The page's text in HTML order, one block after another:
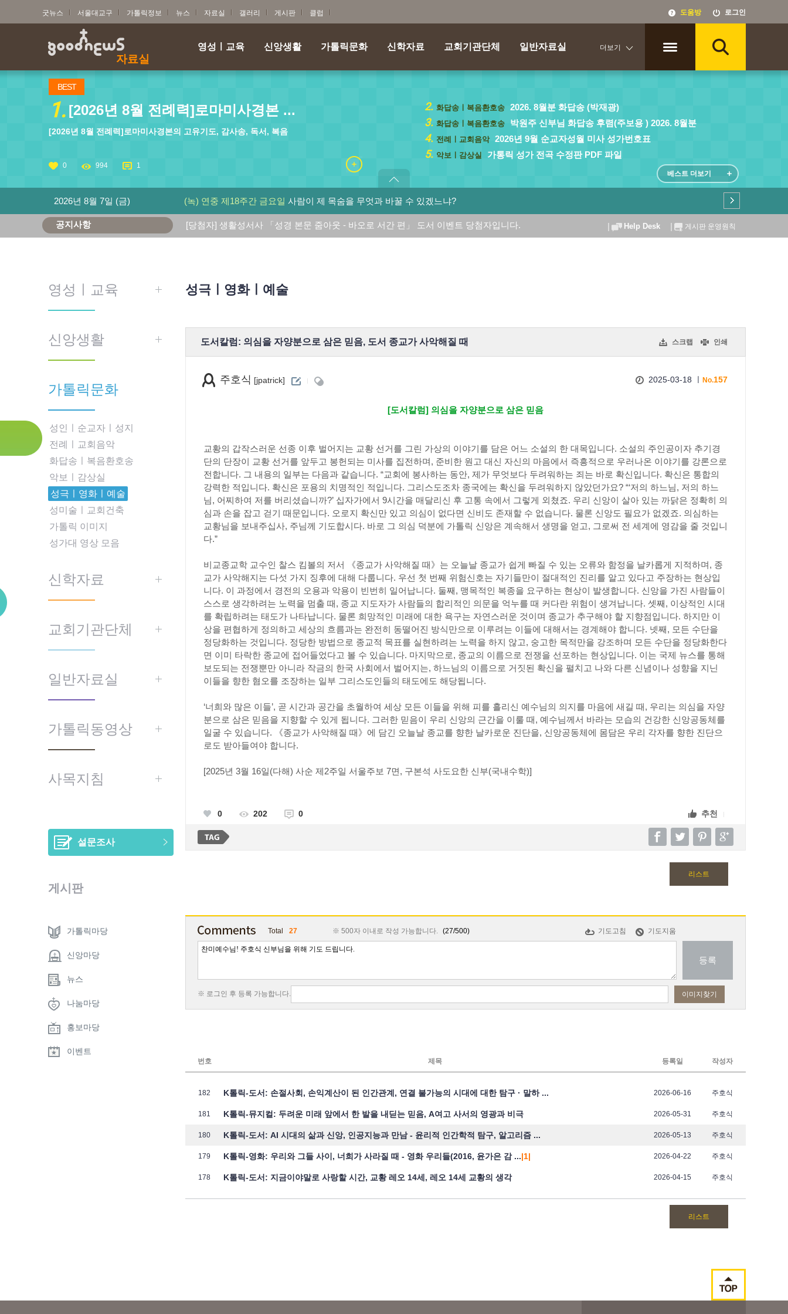
굿뉴스 서울대교구 가톨릭정보 뉴스 자료실 갤러리 게시판 클럽 도움방 로그인
자료실
영성ㅣ교육 신앙생활 가톨릭문화 신학자료 교회기관단체 일반자료실 더보기
BEST
1. [2026년 8월 전례력]로마미사경본 ...
[2026년 8월 전례력]로마미사경본의 고유기도, 감사송, 독서, 복음
0 994 1
2. 화답송ㅣ복음환호송 2026. 8월분 화답송 (박재광)
3. 화답송ㅣ복음환호송 박원주 신부님 화답송 후렴(주보용 ) 2026. 8월분
4. 전례ㅣ교회음악 2026년 9월 순교자성월 미사 성가번호표
5. 악보ㅣ감상실 가통릭 성가 전곡 수정판 PDF 파일
베스트 더보기
2026년 8월 7일 (금) (녹) 연중 제18주간 금요일 사람이 제 목숨을 무엇과 바꿀 수 있겠느냐?
공지사항 [당첨자] 생활성서사 「성경 본문 줌아웃 - 바오로 서간 편」 도서 이벤트 당첨자입니다. 게시판 운영원칙
Help Desk
영성ㅣ교육
신앙생활
가톨릭문화
성인ㅣ순교자ㅣ성지
전례ㅣ교회음악
화답송ㅣ복음환호송
악보ㅣ감상실
성극ㅣ영화ㅣ예술
성미술ㅣ교회건축
가톨릭 이미지
성가대 영상 모음
신학자료
교회기관단체
일반자료실
가톨릭동영상
사목지침
설문조사
게시판
가톨릭마당
신앙마당
뉴스
나눔마당
홍보마당
이벤트
성극ㅣ영화ㅣ예술
도서칼럼: 의심을 자양분으로 삼은 믿음, 도서 종교가 사악해질 때 스크랩 인쇄
주호식 [jpatrick] 2025-03-18 ㅣ No.157
[도서칼럼] 의심을 자양분으로 삼은 믿음
교황의 갑작스러운 선종 이후 벌어지는 교황 선거를 그린 가상의 이야기를 담은 어느 소설의 한 대목입니다. 소설의 주인공이자 추기경
단의 단장이 교황 선거를 앞두고 봉헌되는 미사를 집전하며, 준비한 원고 대신 자신의 마음에서 즉흥적으로 우러나온 이야기를 강론으로
전합니다. 그 내용의 일부는 다음과 같습니다. “교회에 봉사하는 동안, 제가 무엇보다 두려워하는 죄는 바로 확신입니다. 확신은 통합의
강력한 적입니다. 확신은 포용의 치명적인 적입니다. 그리스도조차 종국에는 확신을 두려워하지 않았던가요? “‘저의 하느님, 저의 하느
님, 어찌하여 저를 버리셨습니까?’ 십자가에서 9시간을 매달리신 후 고통 속에서 그렇게 외쳤죠. 우리 신앙이 살아 있는 까닭은 정확히 의
심과 손을 잡고 걷기 때문입니다. 오로지 확신만 있고 의심이 없다면 신비도 존재할 수 없습니다. 물론 신앙도 필요가 없겠죠. 의심하는
교황님을 보내주십사, 주님께 기도합시다. 바로 그 의심 덕분에 가톨릭 신앙은 계속해서 생명을 얻고, 그로써 전 세계에 영감을 줄 것입니
다.”
비교종교학 교수인 찰스 킴볼의 저서 《종교가 사악해질 때》는 오늘날 종교가 쉽게 빠질 수 있는 오류와 함정을 날카롭게 지적하며, 종
교가 사악해지는 다섯 가지 징후에 대해 다룹니다. 우선 첫 번째 위험신호는 자기들만이 절대적인 진리를 알고 있다고 주장하는 현상입
니다. 이 과정에서 경전의 오용과 악용이 빈번히 일어납니다. 둘째, 맹목적인 복종을 요구하는 현상이 발생합니다. 신앙을 가진 사람들이
스스로 생각하려는 노력을 멈출 때, 종교 지도자가 사람들의 합리적인 의문을 억누를 때 커다란 위험이 생겨납니다. 셋째, 이상적인 시대
를 확립하려는 태도가 나타납니다. 물론 희망적인 미래에 대한 욕구는 자연스러운 것이며 종교가 추구해야 할 지향점입니다. 하지만 이
상을 편협하게 정의하고 세상의 흐름과는 완전히 동떨어진 방식만으로 이루려는 이들에 대해서는 경계해야 합니다. 넷째, 모든 수단을
정당화하는 것입니다. 정당한 방법으로 종교적 목표를 실현하려는 노력을 하지 않고, 숭고한 목적만을 강조하며 모든 수단을 정당화한다
면 이미 타락한 종교에 접어들었다고 볼 수 있습니다. 마지막으로, 종교의 이름으로 전쟁을 선포하는 현상입니다. 이는 국제 뉴스를 통해
보도되는 전쟁뿐만 아니라 작금의 한국 사회에서 벌어지는, 하느님의 이름으로 거짓된 확신을 펼치고 나와 다른 신념이나 성향을 지닌
이들을 향한 혐오를 조장하는 일부 그리스도인들의 태도에도 해당됩니다.
‘너희와 많은 이들’, 곧 시간과 공간을 초월하여 세상 모든 이들을 위해 피를 흘리신 예수님의 의지를 마음에 새길 때, 우리는 의심을 자양
분으로 삼은 믿음을 지향할 수 있게 됩니다. 그러한 믿음이 우리 신앙의 근간을 이룰 때, 예수님께서 바라는 모습의 건강한 신앙공동체를
일굴 수 있습니다. 《종교가 사악해질 때》에 담긴 오늘날 종교를 향한 날카로운 진단을, 신앙공동체에 몸담은 우리 각자를 향한 진단으
로도 받아들여야 합니다.
[2025년 3월 16일(다해) 사순 제2주일 서울주보 7면, 구본석 사도요한 신부(국내수학)]
0 202 0 추천
리스트
Total 27 ※ 500자 이내로 작성 가능합니다. (27/500) 기도고침 기도지움
※ 로그인 후 등록 가능합니다.
번호 제목 등록일 작성자
182 K톨릭-도서: 손절사회, 손익계산이 된 인간관계, 연결 불가능의 시대에 대한 탐구 · 말하 ... 2026-06-16 주호식
181 K톨릭-뮤지컬: 두려운 미래 앞에서 한 발을 내딛는 믿음, A여고 사서의 영광과 비극 2026-05-31 주호식
180 K톨릭-도서: AI 시대의 삶과 신앙, 인공지능과 만남 - 윤리적 인간학적 탐구, 알고리즘 ... 2026-05-13 주호식
179 K톨릭-영화: 우리와 그들 사이, 너희가 사라질 때 - 영화 우리들(2016, 윤가은 감 ...|1| 2026-04-22 주호식
178 K톨릭-도서: 지금이야말로 사랑할 시간, 교황 레오 14세, 레오 14세 교황의 생각 2026-04-15 주호식
리스트